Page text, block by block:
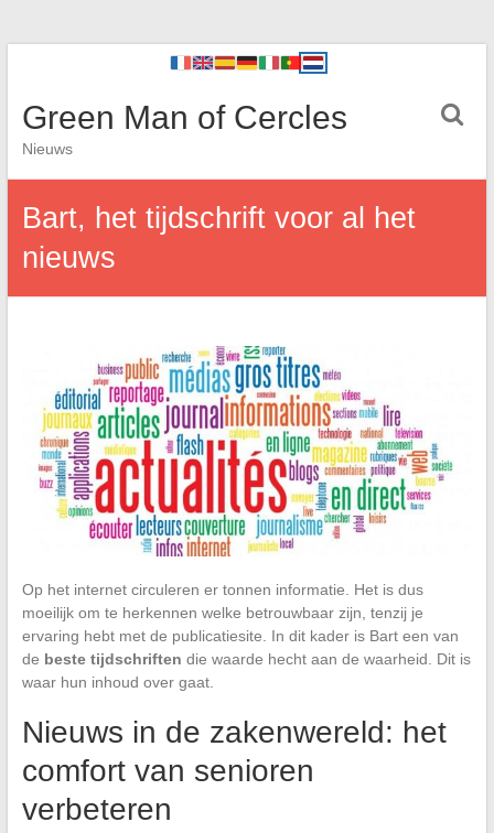
Green Man of Cercles
Nieuws
Bart, het tijdschrift voor al het
nieuws
Op het internet circuleren er tonnen informatie. Het is dus
moeilijk om te herkennen welke betrouwbaar zijn, tenzij je
ervaring hebt met de publicatiesite. In dit kader is Bart een van
de beste tijdschriften die waarde hecht aan de waarheid. Dit is
waar hun inhoud over gaat.
Nieuws in de zakenwereld: het
comfort van senioren
verbeteren